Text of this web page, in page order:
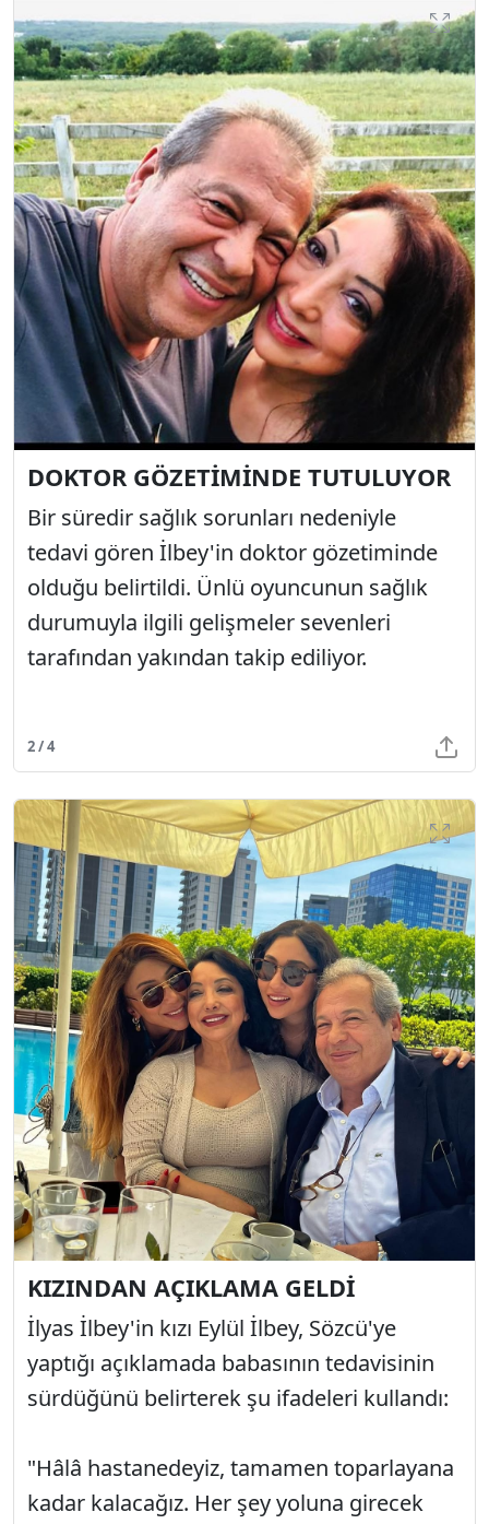
DOKTOR GÖZETİMİNDE TUTULUYOR
Bir süredir sağlık sorunları nedeniyle
tedavi gören İlbey'in doktor gözetiminde
olduğu belirtildi. Ünlü oyuncunun sağlık
durumuyla ilgili gelişmeler sevenleri
tarafından yakından takip ediliyor.
2 / 4
KIZINDAN AÇIKLAMA GELDİ
İlyas İlbey'in kızı Eylül İlbey, Sözcü'ye
yaptığı açıklamada babasının tedavisinin
sürdüğünü belirterek şu ifadeleri kullandı:
"Hâlâ hastanedeyiz, tamamen toparlayana
kadar kalacağız. Her şey yoluna girecek